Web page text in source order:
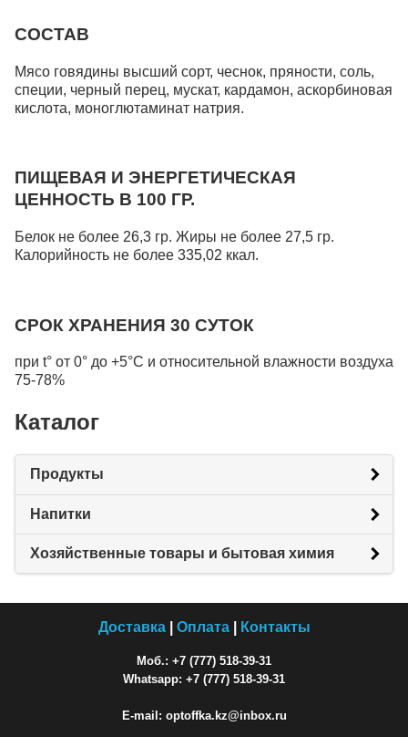
СОСТАВ
Мясо говядины высший сорт, чеснок, пряности, соль,
специи, черный перец, мускат, кардамон, аскорбиновая
кислота, моноглютаминат натрия.
ПИЩЕВАЯ И ЭНЕРГЕТИЧЕСКАЯ
ЦЕННОСТЬ В 100 ГР.
Белок не более 26,3 гр. Жиры не более 27,5 гр.
Калорийность не более 335,02 ккал.
СРОК ХРАНЕНИЯ 30 СУТОК
при t° от 0° до +5°C и относительной влажности воздуха
75-78%
Каталог
Продукты
Напитки
Хозяйственные товары и бытовая химия
Доставка| Оплата| Контакты
Моб.: +7 (777) 518-39-31
Whatsapp: +7 (777) 518-39-31
E-mail: optoffka.kz@inbox.ru